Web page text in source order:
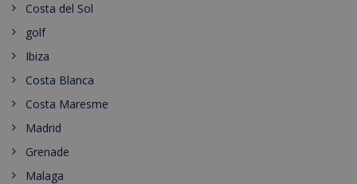
Costa del Sol
golf
Ibiza
Costa Blanca
Costa Maresme
Madrid
Grenade
Malaga